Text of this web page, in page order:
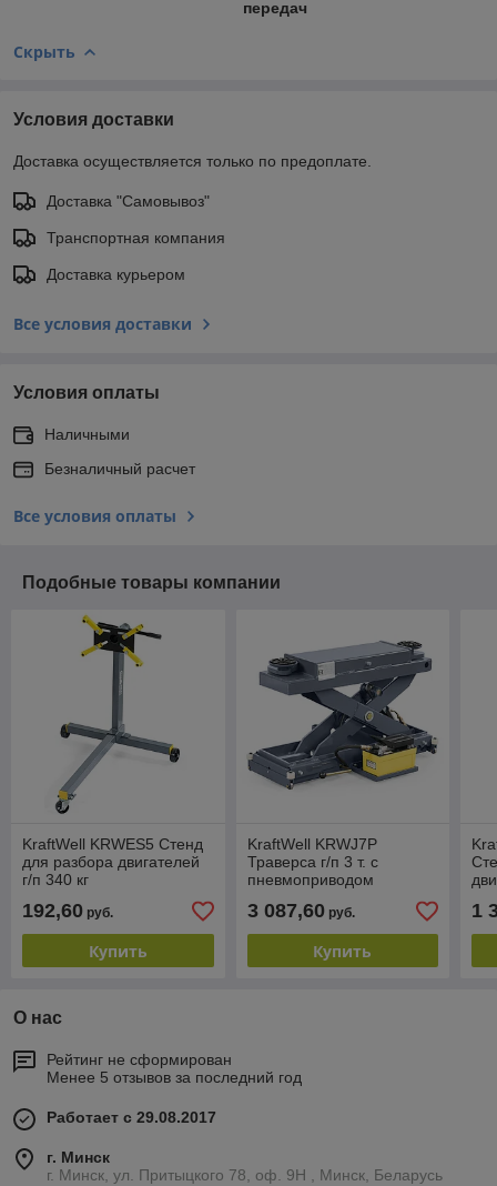
передач
Скрыть
Условия доставки
Доставка осуществляется только по предоплате.
Доставка "Самовывоз"
Транспортная компания
Доставка курьером
Все условия доставки
Условия оплаты
Наличными
Безналичный расчет
Все условия оплаты
Подобные товары компании
KraftWell KRWES5 Стенд
для разбора двигателей
г/п 340 кг
192,60 руб.
Купить
KraftWell KRWJ7P
Траверса г/п 3 т. с
пневмоприводом
3 087,60руб.
Купить
1
О нас
Рейтинг не сформирован
Менее 5 отзывов за последний год
Работает с 29.08.2017
г. Минск
г. Минск, ул. Притыцкого 78, оф. 9Н , Минск, Беларусь